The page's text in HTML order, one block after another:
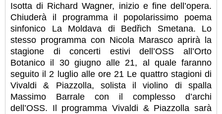
Isotta di Richard Wagner, inizio e fine dell’opera.
Chiuderà il programma il popolarissimo poema
sinfonico La Moldava di Bedřich Smetana. Lo
stesso programma con Nicola Marasco aprirà la
stagione di concerti estivi dell’OSS all’Orto
Botanico il 30 giugno alle 21, al quale faranno
seguito il 2 luglio alle ore 21 Le quattro stagioni di
Vivaldi & Piazzolla, solista il violino di spalla
Massimo Barrale con il complesso d’archi
dell’OSS. Il programma Vivaldi & Piazzolla sarà